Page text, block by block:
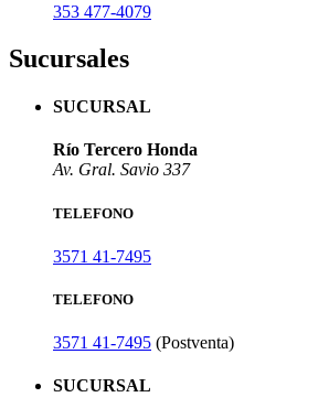
353 477-4079
Sucursales
SUCURSAL
Río Tercero Honda
Av. Gral. Savio 337
TELEFONO
3571 41-7495
TELEFONO
3571 41-7495 (Postventa)
SUCURSAL